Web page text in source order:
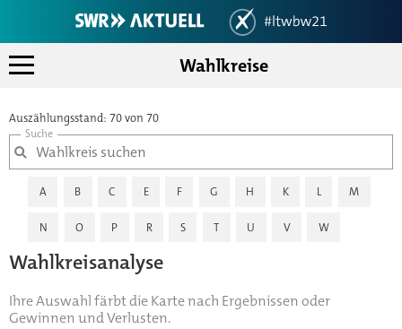
Wahlkreise
Koalitionsrechner
Wahlkreise
Mein Ort
Landtagswahlen 2021 in
Auszählungsstand: 70 von 70
A B C E F G H K L M
N O P R S T U V W
Wahlkreisanalyse
Ihre Auswahl färbt die Karte nach Ergebnissen oder
Gewinnen und Verlusten.